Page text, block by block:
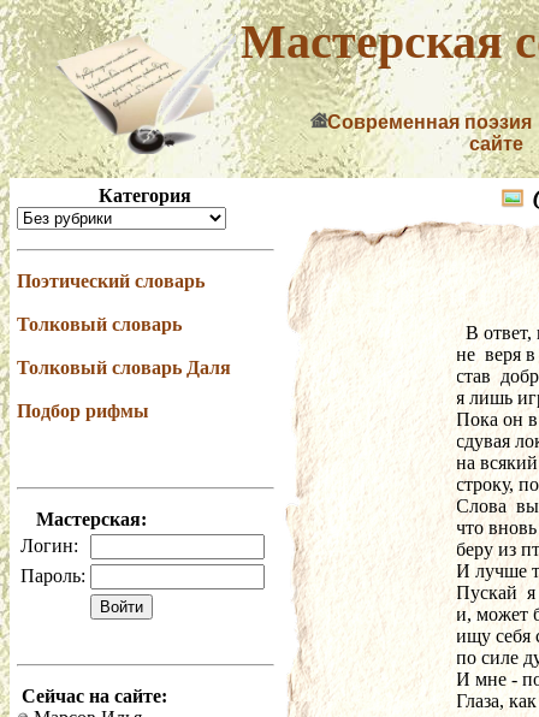
Мастерская
Современная поэзия
сайте
Категория
Поэтический словарь
Толковый словарь
Толковый словарь Даля
Подбор рифмы
Мастерская:
Логин:
Пароль:
Сейчас на сайте:
В
не  веря
став
я лишь
Пока он
сдувая
на
строку,
Слова
что
беру из
И лучше
Пускай
и, может
ищу себя
по силе
И мне -
Глаза,